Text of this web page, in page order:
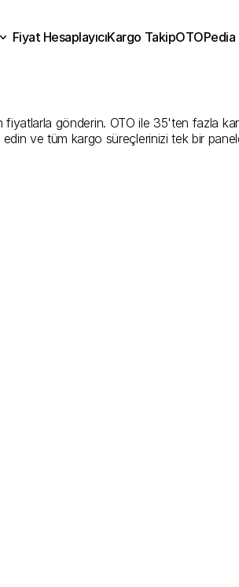
gönderin. OTO ile 35'ten fazla
edin ve tüm kargo süreçlerinizi tek bir
Fiyat HesaplayıcıKargo TakipOTOPedia